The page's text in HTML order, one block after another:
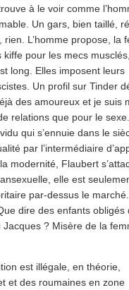
à le voir comme
Un gars, bien taillé,
L’homme propose, la
pour les mecs
long. Elles imposent leurs
Un profil sur Tinder
des amoureux et je suis
relations que pour le
qui s’ennuie dans le
par l’intermédiaire
modernité, Flaubert
elle est
par-dessus le
dire des enfants obligés
? Misère de la
est illégale, en théorie,
et des roumaines en zone